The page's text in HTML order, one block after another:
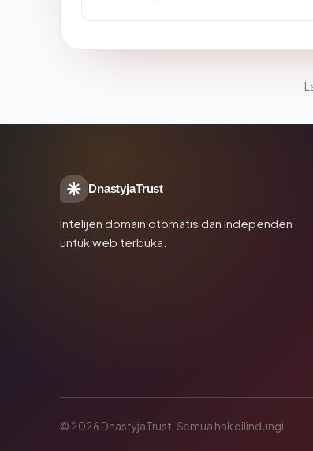
DnastyjaTrust
Intelijen domain otomatis dan independen
untuk web terbuka.
© 2026 DnastyjaTrust. Semua hak dilindungi.